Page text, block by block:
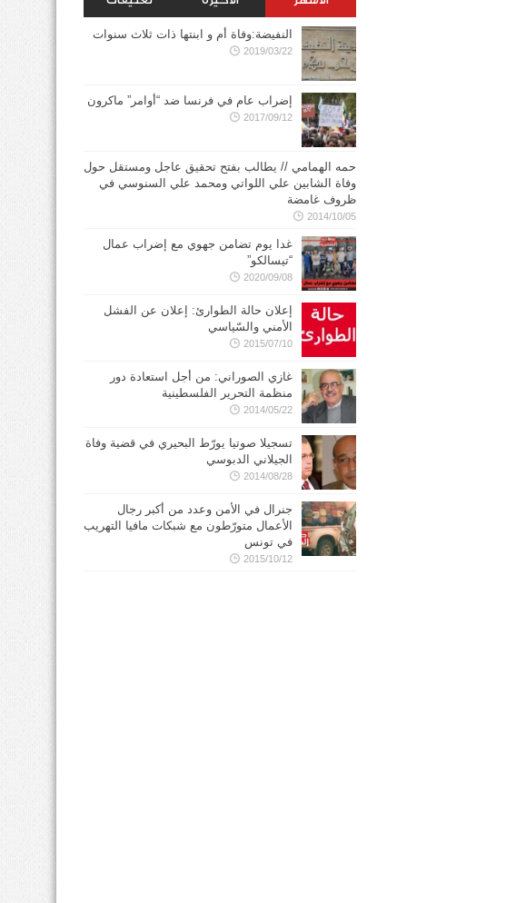
النفيضة:وفاة أم و ابنتها ذات ثلاث سنوات
2019/03/22
إضراب عام في فرنسا ضد “أوامر” ماكرون
2017/09/12
حمه الهمامي // يطالب بفتح تحقيق عاجل ومستقل حول
وفاة الشابين علي اللواتي ومحمد علي السنوسي في
ظروف غامضة
2014/10/05
غدا يوم تضامن جهوي مع إضراب عمال
“تيسالكو”
2020/09/08
إعلان حالة الطوارئ: إعلان عن الفشل
الأمني والسّياسي
2015/07/10
غازي الصوراني: من أجل استعادة دور
منظمة التحرير الفلسطينية
2014/05/22
تسجيلا صوتيا يورّط البحيري في قضية وفاة
الجيلاني الدبوسي
2014/08/28
جنرال في الأمن وعدد من أكبر رجال
الأعمال متورّطون مع شبكات مافيا التهريب
في تونس
2015/10/12